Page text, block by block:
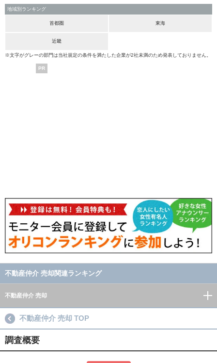
地域別ランキング
首都圏 東海
近畿
※文字がグレーの部門は当社規定の条件を満たした企業が2社未満のため発表しておりません。
PR
不動産仲介 売却関連ランキング
不動産仲介 売却
不動産仲介 売却 TOP
調査概要